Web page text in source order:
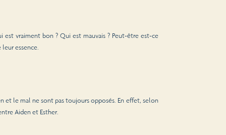
est vraiment bon ? Qui est mauvais ? Peut-être est-ce
essence.
et le mal ne sont pas toujours opposés. En effet, selon
Aiden et Esther.